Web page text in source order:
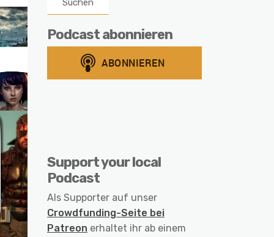
Podcast abonnieren
Support your local
Podcast
Als Supporter auf unser
Crowdfunding-Seite bei
Patreon erhaltet ihr ab einem